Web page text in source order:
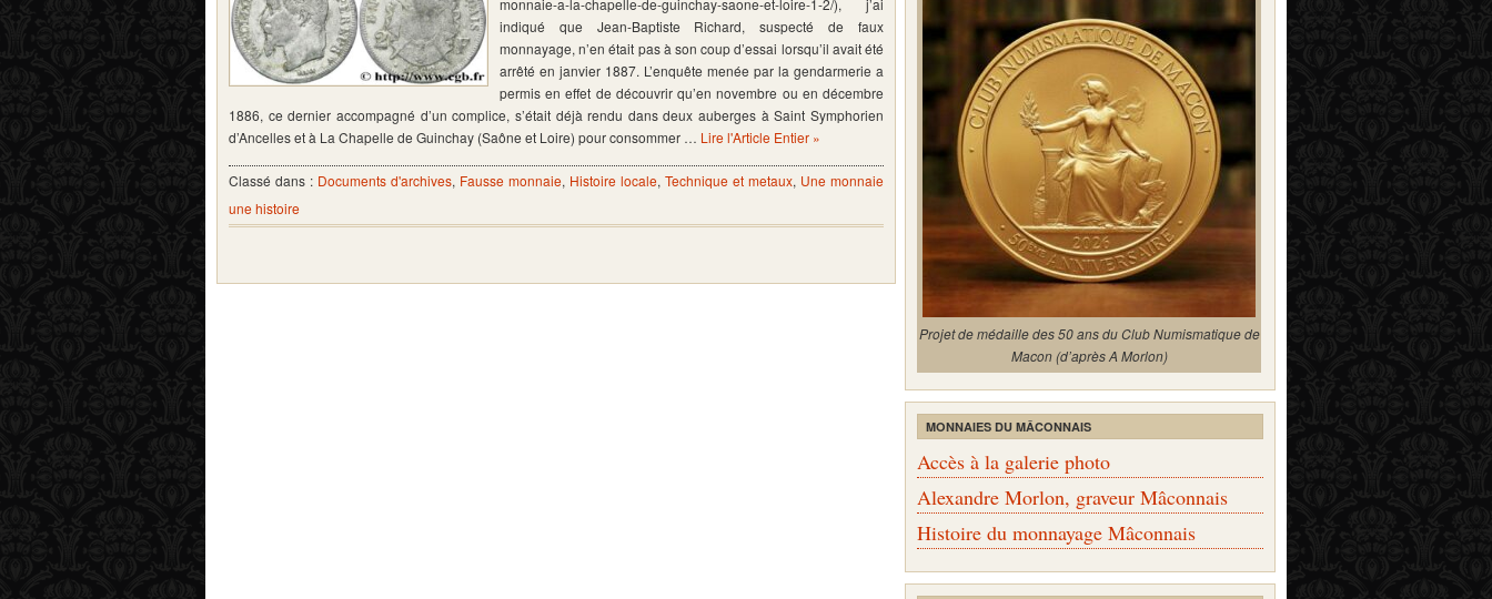
monnaie-a-la-chapelle-de-guinchay-saone-et-loire-1-2/), j’ai
indiqué que Jean-Baptiste Richard, suspecté de faux
monnayage, n’en était pas à son coup d’essai lorsqu’il avait été
arrêté en janvier 1887. L’enquête menée par la gendarmerie a
permis en effet de découvrir qu’en novembre ou en décembre
1886, ce dernier accompagné d’un complice, s’était déjà rendu dans deux auberges à Saint Symphorien
d’Ancelles et à La Chapelle de Guinchay (Saône et Loire) pour consommer … Lire l'Article Entier »
Classé dans : Documents d'archives, Fausse monnaie, Histoire locale, Technique et metaux, Une monnaie
une histoire
Projet de médaille des 50 ans du Club Numismatique de
Macon (d’après A Morlon)
MONNAIES DU MÂCONNAIS
Accès à la galerie photo
Alexandre Morlon, graveur Mâconnais
Histoire du monnayage Mâconnais